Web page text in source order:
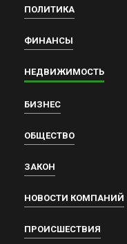
ПОЛИТИКА
ФИНАНСЫ
НЕДВИЖИМОСТЬ
БИЗНЕС
ОБЩЕСТВО
ЗАКОН
НОВОСТИ КОМПАНИЙ
ПРОИСШЕСТВИЯ